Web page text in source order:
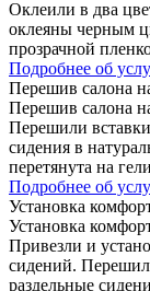
Оклеили в два
оклеяны черным
прозрачной
Подробнее об
Перешив салона
Перешив салона
Перешили
сидения в
перетянута на
Подробнее об
Установка
Установка
Привезли и
сидений.
раздельные